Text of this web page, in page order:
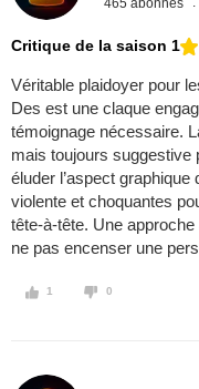
Critique de la saison 1
Véritable plaidoyer pour
Des est une claque
témoignage nécessaire.
mais toujours suggestive
éluder l’aspect
violente et choquantes
tête-à-tête. Une
ne pas encenser une
1 0